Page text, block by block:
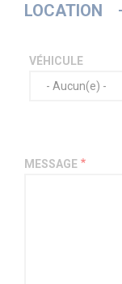
LOCATION
VÉHICULE
MESSAGE